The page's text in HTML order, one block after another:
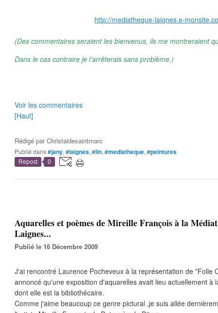
http://mediatheque-laignes.e-
(Des commentaires seraient les bienvenus, ils me montreraient
Dans le cas contraire je l’arrêterais sans problème.)
Voir les commentaires
[Haut]
Rédigé parChristaldesaintmarc
Publié dans#jany, #laignes, #lin, #mediatheque, #peintures
Repost 0
Aquarelles et poèmes de Mireille François à la
Laignes...
Publié le 16 Décembre 2009
J'ai rencontré Laurence Pocheveux à la représentation de "Folle
annoncé qu'une exposition d'aquarelles avait lieu actuellement à
dont elle est la bibliothécaire.
Comme j'aime beaucoup ce genre pictural ,je suis allée